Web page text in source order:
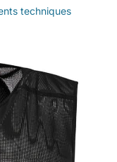
techniques